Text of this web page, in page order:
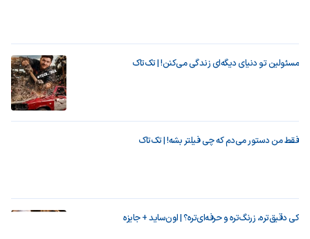
مسئولین تو دنیای دیگه‌ای زندگی می‌کنن! | تک‌تاک
فقط من دستور می‌دم که چی فیلتر بشه! | تک‌تاک
کی دقیق‌تره، زرنگ‌تره و حرفه‌ای‌تره؟ | اون‌ساید + جایزه